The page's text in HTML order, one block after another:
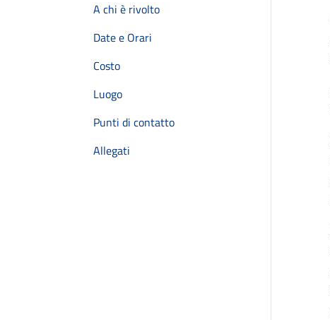
A chi è rivolto
Date e Orari
Costo
Luogo
Punti di contatto
Allegati